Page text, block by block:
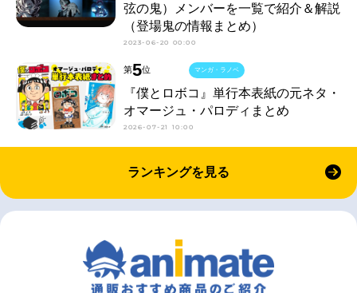
弦の鬼）メンバーを一覧で紹介＆解説
（登場鬼の情報まとめ）
2023-06-20 00:00
第5位
『僕とロボコ』単行本表紙の元ネタ・
オマージュ・パロディまとめ
2026-07-21 10:00
マンガ・ラノベ
ランキングを見る